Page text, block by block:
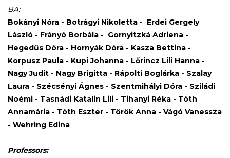
BA:
Bokányi Nóra - Botrágyi Nikoletta - Erdei Gergely
László - Frányó Borbála - Gornyitzká Adriena -
Hegedűs Dóra - Hornyák Dóra - Kasza Bettina -
Korpusz Paula - Kupi Johanna - Lőrincz Lili Hanna -
Nagy Judit - Nagy Brigitta - Rápolti Boglárka - Szalay
Laura - Szécsényi Ágnes - Szentmihályi Dóra - Sziládi
Noémi - Tasnádi Katalin Lili - Tihanyi Réka - Tóth
Annamária - Tóth Eszter - Török Anna - Vágó Vanessza
- Wehring Edina
Professors: